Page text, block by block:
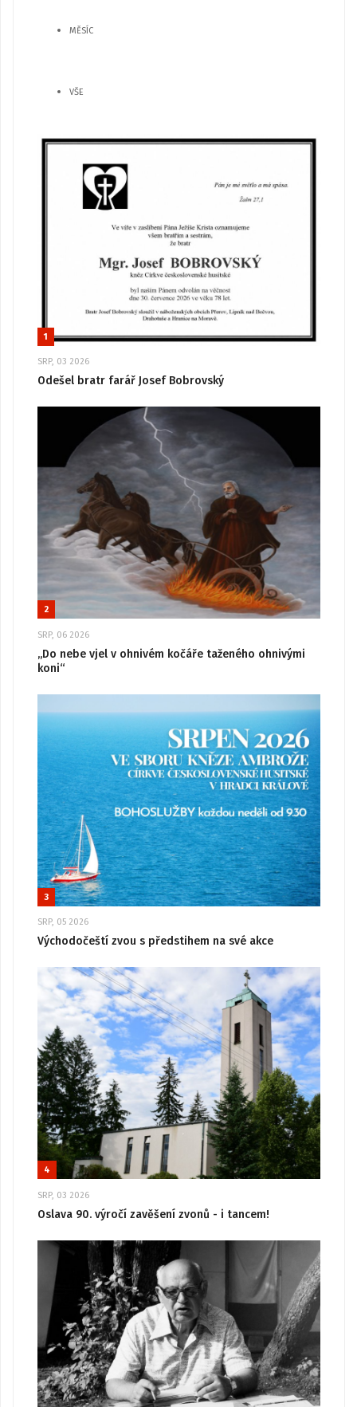
MĚSÍC
VŠE
1
SRP, 03 2026
Odešel bratr farář Josef Bobrovský
2
SRP, 06 2026
„Do nebe vjel v ohnivém kočáře taženého ohnivými
koni“
3
SRP, 05 2026
Východočeští zvou s předstihem na své akce
4
SRP, 03 2026
Oslava 90. výročí zavěšení zvonů - i tancem!